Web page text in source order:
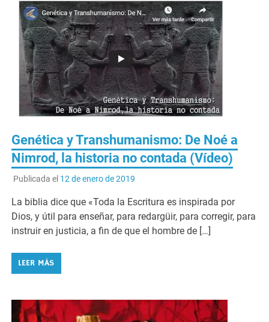
Genética y Transhumanismo: De Noé a
Nimrod, la historia no contada (Vídeo)
Publicada el 12 de enero de 2019
La biblia dice que «Toda la Escritura es inspirada por
Dios, y útil para enseñar, para redargüir, para corregir, para
instruir en justicia, a fin de que el hombre de […]
LEER MÁS